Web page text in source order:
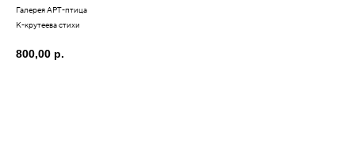
Галерея АРТ-птица
К-крутеева стихи
800,00 р.